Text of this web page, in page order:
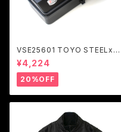
VSE25601 TOYO STEELxV
ANSON ツールボックス Y-35
0
¥4,224
20%OFF